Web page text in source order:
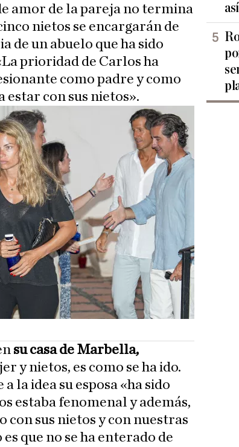
amor de la pareja no termina
nietos se encargarán de
de un abuelo que ha sido
prioridad de Carlos ha
como padre y como
estar con sus nietos».
su casa de Marbella,
y nietos, es como se ha ido.
la idea su esposa «ha sido
estaba fenomenal y además,
con sus nietos y con nuestras
que no se ha enterado de